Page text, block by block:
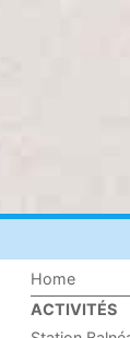
Home
ACTIVITÉS